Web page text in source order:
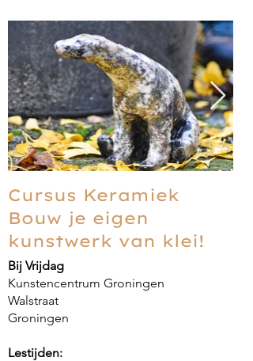
Bij Vrijdag
Kunstencentrum Groningen
Walstraat
Groningen
Lestijden:
Cursus Keramiek
Bouw je eigen
kunstwerk van klei!